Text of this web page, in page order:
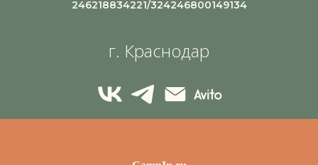
246218834221/324246800149134
г. Краснодар